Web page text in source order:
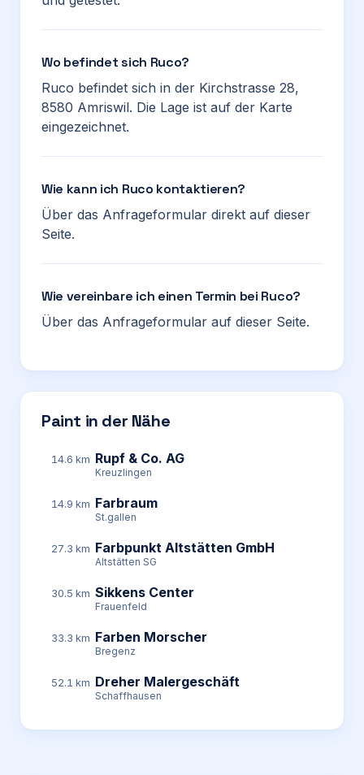
Wo befindet sich Ruco?
Ruco befindet sich in der Kirchstrasse 28,
8580 Amriswil. Die Lage ist auf der Karte
eingezeichnet.
Wie kann ich Ruco kontaktieren?
Über das Anfrageformular direkt auf dieser
Seite.
Wie vereinbare ich einen Termin bei Ruco?
Über das Anfrageformular auf dieser Seite.
Paint in der Nähe
14.6 km Rupf & Co. AG
Kreuzlingen
14.9 km Farbraum
St.gallen
27.3 km Farbpunkt Altstätten GmbH
Altstätten SG
30.5 km Sikkens Center
Frauenfeld
33.3 km Farben Morscher
Bregenz
52.1 km Dreher Malergeschäft
Schaffhausen